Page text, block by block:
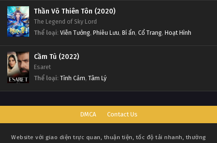
Thần Võ Thiên Tôn (2020)
The Legend of Sky Lord
Thể loại: Viễn Tưởng, Phiêu Lưu, Bí ẩn, Cổ Trang, Hoạt Hình
Cầm Tù (2022)
Esaret
Thể loại: Tình Cảm, Tâm Lý
DMCA Contact Us
Website với giao diện trực quan, thuận tiện, tốc độ tải nhanh, thường